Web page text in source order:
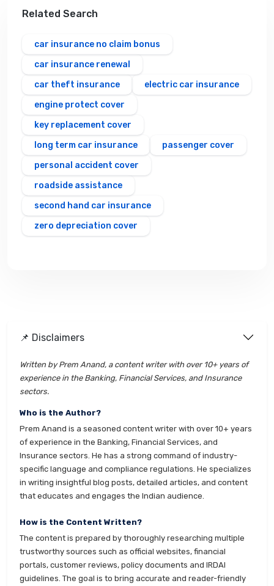
Related Search
car insurance no claim bonus
car insurance renewal
car theft insurance
electric car insurance
engine protect cover
key replacement cover
long term car insurance
passenger cover
personal accident cover
roadside assistance
second hand car insurance
zero depreciation cover
📌 Disclaimers
Written by Prem Anand, a content writer with over 10+ years of
experience in the Banking, Financial Services, and Insurance
sectors.
Who is the Author?
Prem Anand is a seasoned content writer with over 10+ years
of experience in the Banking, Financial Services, and
Insurance sectors. He has a strong command of industry-
specific language and compliance regulations. He specializes
in writing insightful blog posts, detailed articles, and content
that educates and engages the Indian audience.
How is the Content Written?
The content is prepared by thoroughly researching multiple
trustworthy sources such as official websites, financial
portals, customer reviews, policy documents and IRDAI
guidelines. The goal is to bring accurate and reader-friendly